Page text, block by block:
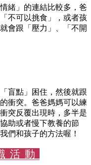
緒」的連結比較多，爸
不可以挑食」，或者孩
會跟「壓力」、「不開
盲點」困住，然後就跟
衝突。爸爸媽媽可以練
突反覆出現時，多半是
助或者慢下教養的節
們和孩子的方法喔！
活動